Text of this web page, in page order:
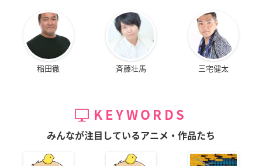
稲田徹 斉藤壮馬 三宅健太
KEYWORDS
みんなが注目しているアニメ・作品たち